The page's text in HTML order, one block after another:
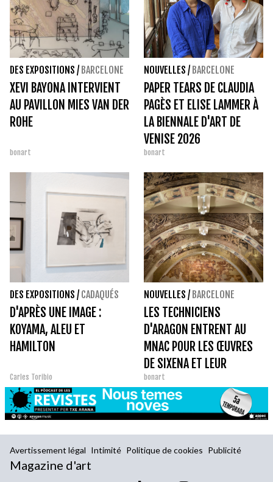
DES EXPOSITIONS / BARCELONE
XEVI BAYONA INTERVIENT
AU PAVILLON MIES VAN DER
ROHE
bonart
NOUVELLES / BARCELONE
PAPER TEARS DE CLAUDIA
PAGÈS ET ELISE LAMMER À
LA BIENNALE D'ART DE
VENISE 2026
bonart
DES EXPOSITIONS / CADAQUÉS
D'APRÈS UNE IMAGE :
KOYAMA, ALEU ET
HAMILTON
Carles Toribio
NOUVELLES / BARCELONE
LES TECHNICIENS
D'ARAGON ENTRENT AU
MNAC POUR LES ŒUVRES
DE SIXENA ET LEUR
TRANSFERT
bonart
Avertissement légal Intimité Politique de cookies Publicité
Magazine d'art